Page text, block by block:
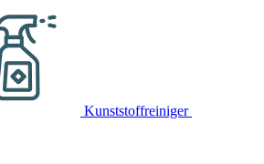
Kunststoffreiniger